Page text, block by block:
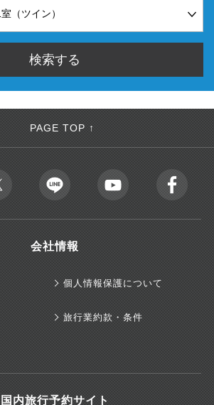
PAGE TOP ↑
会社情報
個人情報保護について
旅行業約款・条件
国内旅行予約サイト